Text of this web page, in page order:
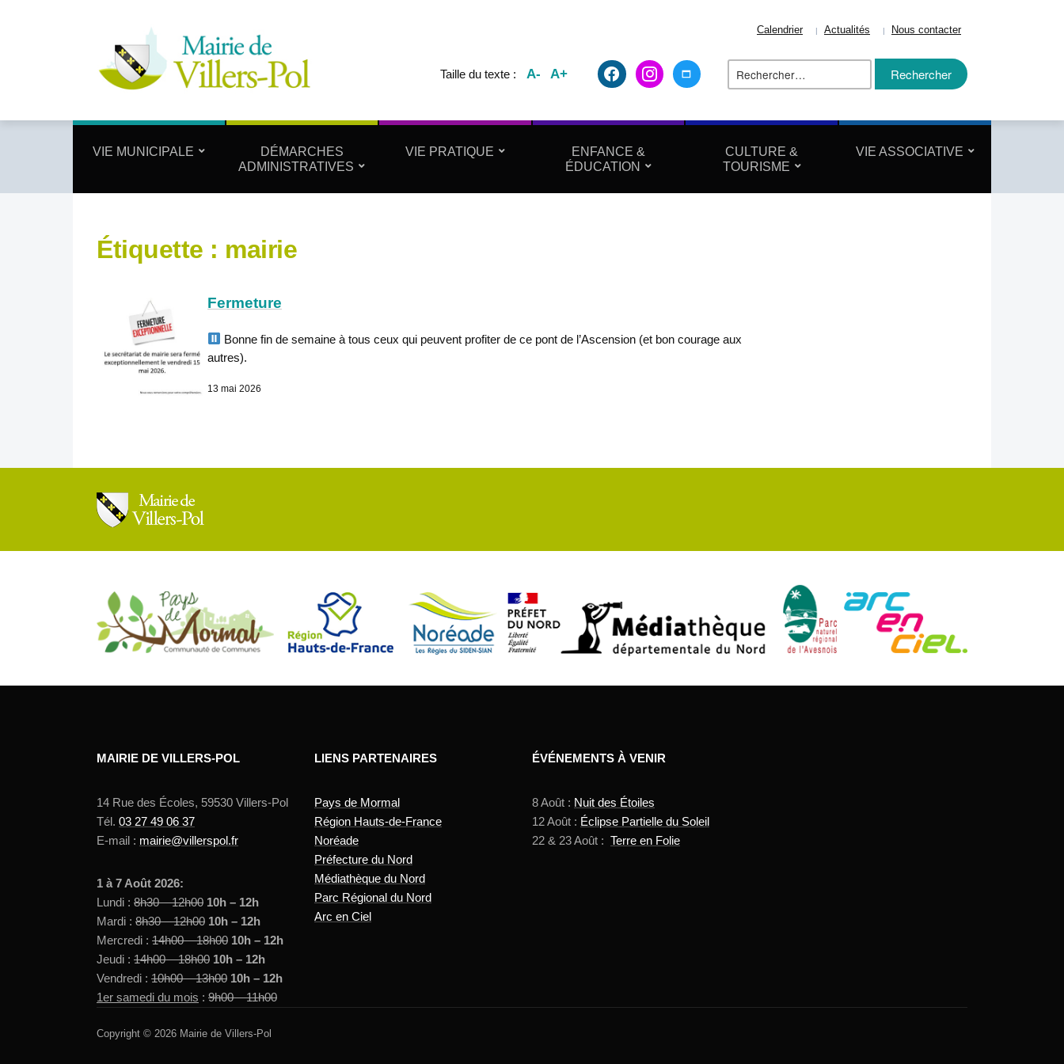
Calendrier Actualités Nous contacter
Taille du texte : A- A+ facebook2instagrammaximize Rechercher :
VIE MUNICIPALE
DÉMARCHES
ADMINISTRATIVES
VIE PRATIQUE
ENFANCE &
ÉDUCATION
CULTURE &
TOURISME
VIE ASSOCIATIVE
Étiquette : mairie
Fermeture
Bonne fin de semaine à tous ceux qui peuvent profiter de ce pont de l’Ascension (et bon courage aux
autres).
13 mai 2026
MAIRIE DE VILLERS-POL
14 Rue des Écoles, 59530 Villers-Pol
Tél. 03 27 49 06 37
E-mail : mairie@villerspol.fr
1 à 7 Août 2026:
Lundi : 8h30 – 12h00 10h – 12h
Mardi : 8h30 – 12h00 10h – 12h
Mercredi : 14h00 – 18h00 10h – 12h
Jeudi : 14h00 – 18h00 10h – 12h
Vendredi : 10h00 – 13h00 10h – 12h
1er samedi du mois : 9h00 – 11h00
LIENS PARTENAIRES
Pays de Mormal
Région Hauts-de-France
Noréade
Préfecture du Nord
Médiathèque du Nord
Parc Régional du Nord
Arc en Ciel
ÉVÉNEMENTS À VENIR
8 Août : Nuit des Étoiles
12 Août : Éclipse Partielle du Soleil
22 & 23 Août : Terre en Folie
Copyright © 2026 Mairie de Villers-Pol